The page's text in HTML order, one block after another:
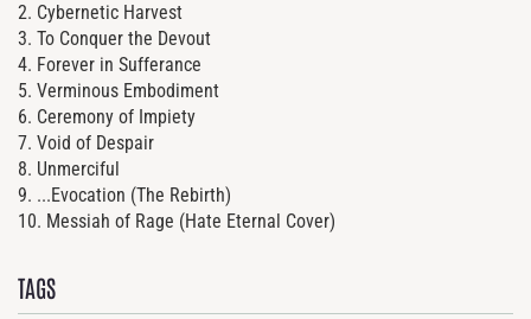
2. Cybernetic Harvest
3. To Conquer the Devout
4. Forever in Sufferance
5. Verminous Embodiment
6. Ceremony of Impiety
7. Void of Despair
8. Unmerciful
9. ...Evocation (The Rebirth)
10. Messiah of Rage (Hate Eternal Cover)
TAGS